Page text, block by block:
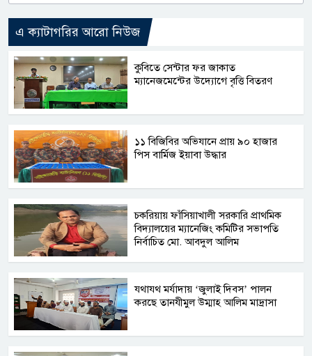
এ ক্যাটাগরির আরো নিউজ
কুবিতে সেন্টার ফর জাকাত
ম্যানেজমেন্টের উদ্যোগে বৃত্তি বিতরণ
১১ বিজিবির অভিযানে প্রায় ৯০ হাজার
পিস বার্মিজ ইয়াবা উদ্ধার
চকরিয়ায় ফাঁসিয়াখালী সরকারি প্রাথমিক
বিদ্যালয়ের ম্যানেজিং কমিটির সভাপতি
নির্বাচিত মো. আবদুল আলিম
যথাযথ মর্যাদায় ‘জুলাই দিবস’ পালন
করছে তানযীমুল উম্মাহ আলিম মাদ্রাসা